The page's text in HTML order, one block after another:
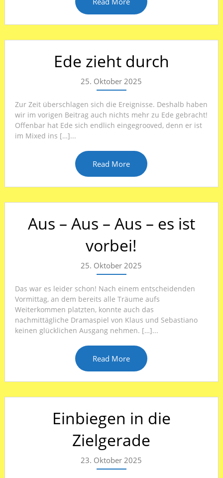
Ede zieht durch
25. Oktober 2025
Zur Zeit überschlagen sich die Ereignisse. Deshalb haben
wir im vorigen Beitrag auch nichts mehr zu Ede gebracht!
Offenbar hat Ede sich endlich eingegrooved, denn er ist
im Mixed ins […]...
Read More
Aus – Aus – Aus – es ist
vorbei!
25. Oktober 2025
Das war es leider schon! Nach einem entscheidenden
Vormittag, an dem bereits alle Träume aufs
Weiterkommen platzten, konnte auch das
nachmittägliche Dramaspiel von Klaus und Sebastiano
keinen glücklichen Ausgang nehmen. […]...
Read More
Einbiegen in die
Zielgerade
23. Oktober 2025